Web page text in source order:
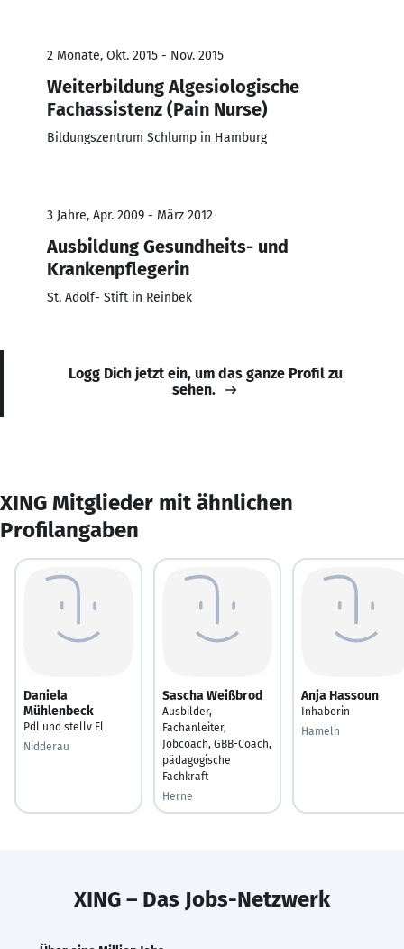
2 Monate, Okt. 2015 - Nov. 2015
Weiterbildung Algesiologische
Fachassistenz (Pain Nurse)
Bildungszentrum Schlump in Hamburg
3 Jahre, Apr. 2009 - März 2012
Ausbildung Gesundheits- und
Krankenpflegerin
St. Adolf- Stift in Reinbek
Logg Dich jetzt ein, um das ganze Profil zu
sehen.
XING Mitglieder mit ähnlichen
Profilangaben
Daniela
Mühlenbeck
Pdl und stellv El
Nidderau
Sascha Weißbrod
Ausbilder,
Fachanleiter,
Jobcoach, GBB-Coach,
pädagogische
Fachkraft
Herne
Anja Hassoun
Inhaberin
Hameln
XING – Das Jobs-Netzwerk